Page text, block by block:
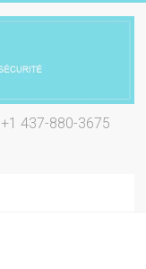
+1 437-880-3675